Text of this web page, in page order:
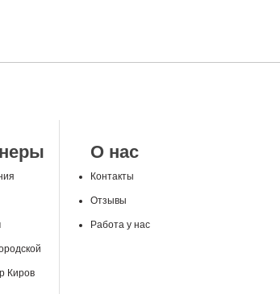
Киров
О нас
Контакты
Отзывы
Работа у нас